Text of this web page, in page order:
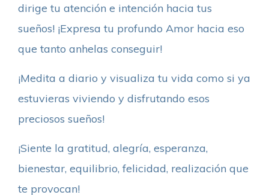
dirige tu atención e intención hacia tus
sueños! ¡Expresa tu profundo Amor hacia eso
que tanto anhelas conseguir!
¡Medita a diario y visualiza tu vida como si ya
estuvieras viviendo y disfrutando esos
preciosos sueños!
¡Siente la gratitud, alegría, esperanza,
bienestar, equilibrio, felicidad, realización que
te provocan!